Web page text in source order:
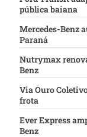
pública baiana
Mercedes-Benz
Paraná
Nutrymax
Benz
Via Ouro
frota
Ever Express
Benz